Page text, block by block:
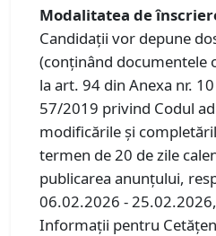
Modalitatea de
Candidații vor depune
(conținând documentele
la art. 94 din Anexa nr.
57/2019 privind Codul
modificările şi
termen de 20 de zile
publicarea anunțului,
06.02.2026 -
Informaţii pentru